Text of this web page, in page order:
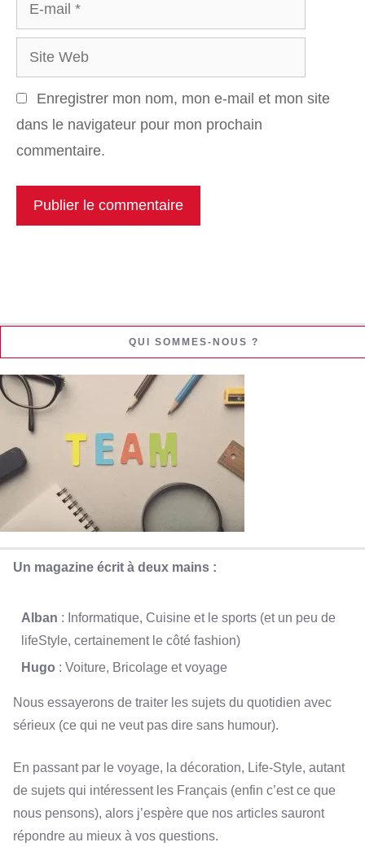
mail
Site
Web
Enregistrer mon nom, mon e-mail et mon site
dans le navigateur pour mon prochain
commentaire.
QUI SOMMES-NOUS ?
Un magazine écrit à deux mains :
Alban : Informatique, Cuisine et le sports (et un peu de
lifeStyle, certainement le côté fashion)
Hugo : Voiture, Bricolage et voyage
Nous essayerons de traiter les sujets du quotidien avec
sérieux (ce qui ne veut pas dire sans humour).
En passant par le voyage, la décoration, Life-Style, autant
de sujets qui intéressent les Français (enfin c’est ce que
nous pensons), alors j’espère que nos articles sauront
répondre au mieux à vos questions.